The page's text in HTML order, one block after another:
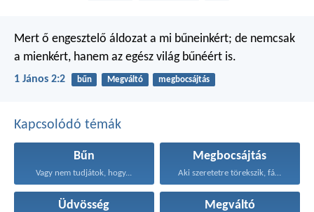
Mert ő engesztelő áldozat a mi bűneinkért; de nemcsak
a mienkért, hanem az egész világ bűnéért is.
1 János 2:2 bűn Megváltó megbocsájtás
Kapcsolódó témák
Bűn
Vagy nem tudjátok, hogy...
Megbocsájtás
Aki szeretetre törekszik, fátyolt...
Üdvösség Megváltó